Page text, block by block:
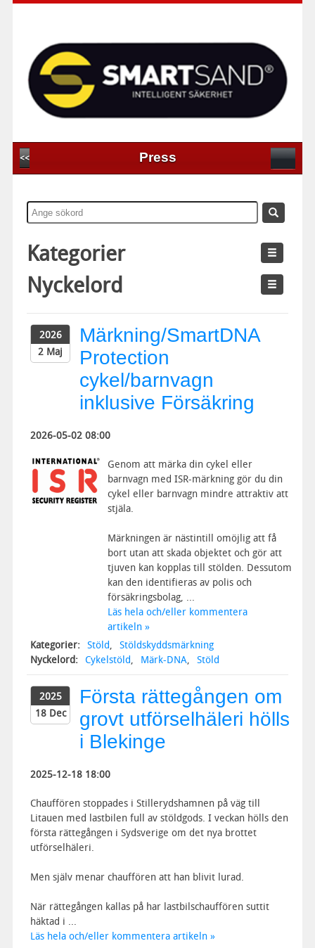
<< Press
Kategorier
Nyckelord
2026
2 Maj
Märkning/SmartDNA
Protection
cykel/barnvagn
inklusive Försäkring
2026-05-02 08:00
Genom att märka din cykel eller
barnvagn med ISR-märkning gör du din
cykel eller barnvagn mindre attraktiv att
stjäla.
Märkningen är nästintill omöjlig att få
bort utan att skada objektet och gör att
tjuven kan kopplas till stölden. Dessutom
kan den identifieras av polis och
försäkringsbolag, ...
Läs hela och/eller kommentera
artikeln »
Kategorier: Stöld,
Stöldskyddsmärkning
Nyckelord: Cykelstöld, Märk-DNA, Stöld
2025
18 Dec
Första rättegången om
grovt utförselhäleri hölls
i Blekinge
2025-12-18 18:00
Chauffören stoppades i Stillerydshamnen på väg till
Litauen med lastbilen full av stöldgods. I veckan hölls den
första rättegången i Sydsverige om det nya brottet
utförselhäleri.
Men själv menar chauffören att han blivit lurad.
När rättegången kallas på har lastbilschauffören suttit
häktad i ...
Läs hela och/eller kommentera artikeln »